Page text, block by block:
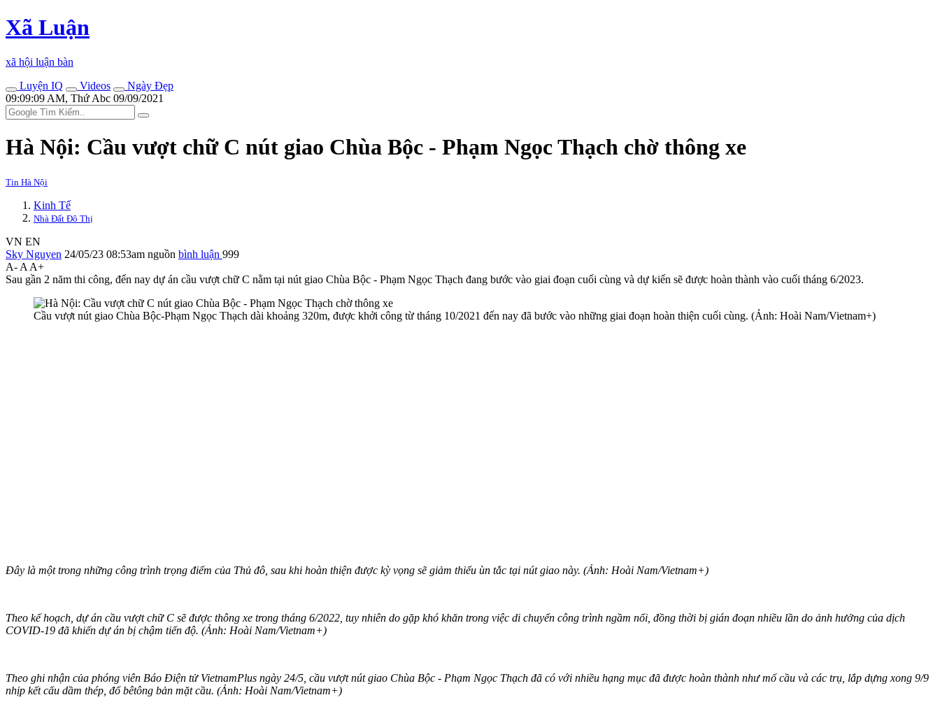
Xã Luận
xã hội luận bàn
Luyện IQ
Videos
Ngày Đẹp
09:09:09 AM, Thứ Abc 09/09/2021
Hà Nội: Cầu vượt chữ C nút giao Chùa Bộc - Phạm Ngọc Thạch chờ thông xe
Tin Hà Nội
Kinh Tế
Nhà Đất Đô Thị
VN EN
Sky Nguyen 24/05/23 08:53am nguồn bình luận 999
A- A A+
Sau gần 2 năm thi công, đến nay dự án cầu vượt chữ C nằm tại nút giao Chùa Bộc - Phạm Ngọc Thạch đang bước vào giai đoạn cuối cùng và dự kiến sẽ được hoàn thành vào cuối tháng 6/2023.
Cầu vượt nút giao Chùa Bộc-Phạm Ngọc Thạch dài khoảng 320m, được khởi công từ tháng 10/2021 đến nay đã bước vào những giai đoạn hoàn thiện cuối cùng. (Ảnh: Hoài Nam/Vietnam+)
Đây là một trong những công trình trọng điểm của Thủ đô, sau khi hoàn thiện được kỳ vọng sẽ giảm thiểu ùn tắc tại nút giao này. (Ảnh: Hoài Nam/Vietnam+)
Theo kế hoạch, dự án cầu vượt chữ C sẽ được thông xe trong tháng 6/2022, tuy nhiên do gặp khó khăn trong việc di chuyển công trình ngầm nổi, đồng thời bị gián đoạn nhiều lần do ảnh hưởng của dịch
COVID-19 đã khiến dự án bị chậm tiến độ. (Ảnh: Hoài Nam/Vietnam+)
Theo ghi nhận của phóng viên Báo Điện tử VietnamPlus ngày 24/5, cầu vượt nút giao Chùa Bộc - Phạm Ngọc Thạch đã có với nhiều hạng mục đã được hoàn thành như mố cầu và các trụ, lắp dựng xong 9/9
nhịp kết cấu dầm thép, đổ bêtông bản mặt cầu. (Ảnh: Hoài Nam/Vietnam+)